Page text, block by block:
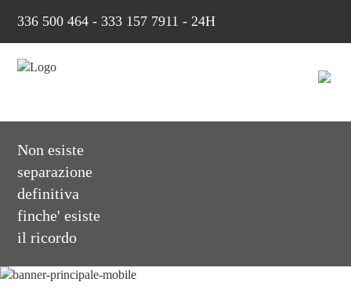
336 500 464 - 333 157 7911 - 24H
Non esiste
separazione
definitiva
finche' esiste
il ricordo